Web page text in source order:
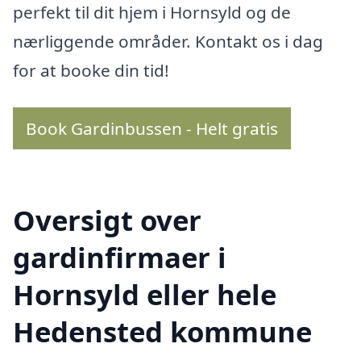
perfekt til dit hjem i Hornsyld og de
nærliggende områder. Kontakt os i dag
for at booke din tid!
Book Gardinbussen - Helt gratis
Oversigt over
gardinfirmaer i
Hornsyld eller hele
Hedensted kommune